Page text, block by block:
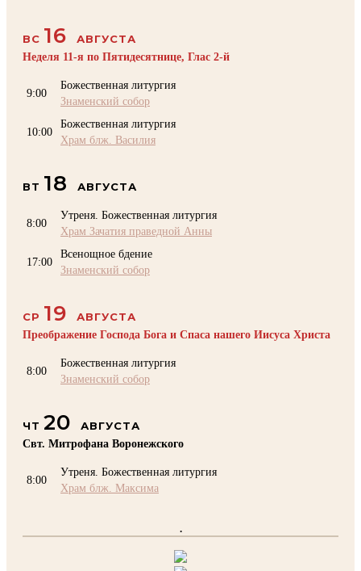
ВС 16
АВГУСТА
Неделя 11-я по Пятидесятнице, Глас 2-й
9:00
Божественная литургия
Знаменский собор
10:00
Божественная литургия
Храм блж. Василия
ВТ 18 АВГУСТА
8:00
Утреня. Божественная литургия
Храм Зачатия праведной Анны
17:00
Всенощное бдение
Знаменский собор
СР 19
АВГУСТА
Преображение Господа Бога и Спаса нашего Иисуса Христа
8:00
Божественная литургия
Знаменский собор
ЧТ 20
АВГУСТА
Свт. Митрофана Воронежского
8:00
Утреня. Божественная литургия
Храм блж. Максима
.